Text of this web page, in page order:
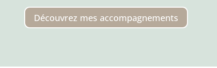
Découvrez mes accompagnements